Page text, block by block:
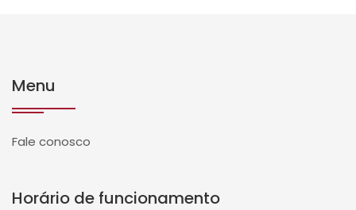
Menu
Fale conosco
Horário de funcionamento